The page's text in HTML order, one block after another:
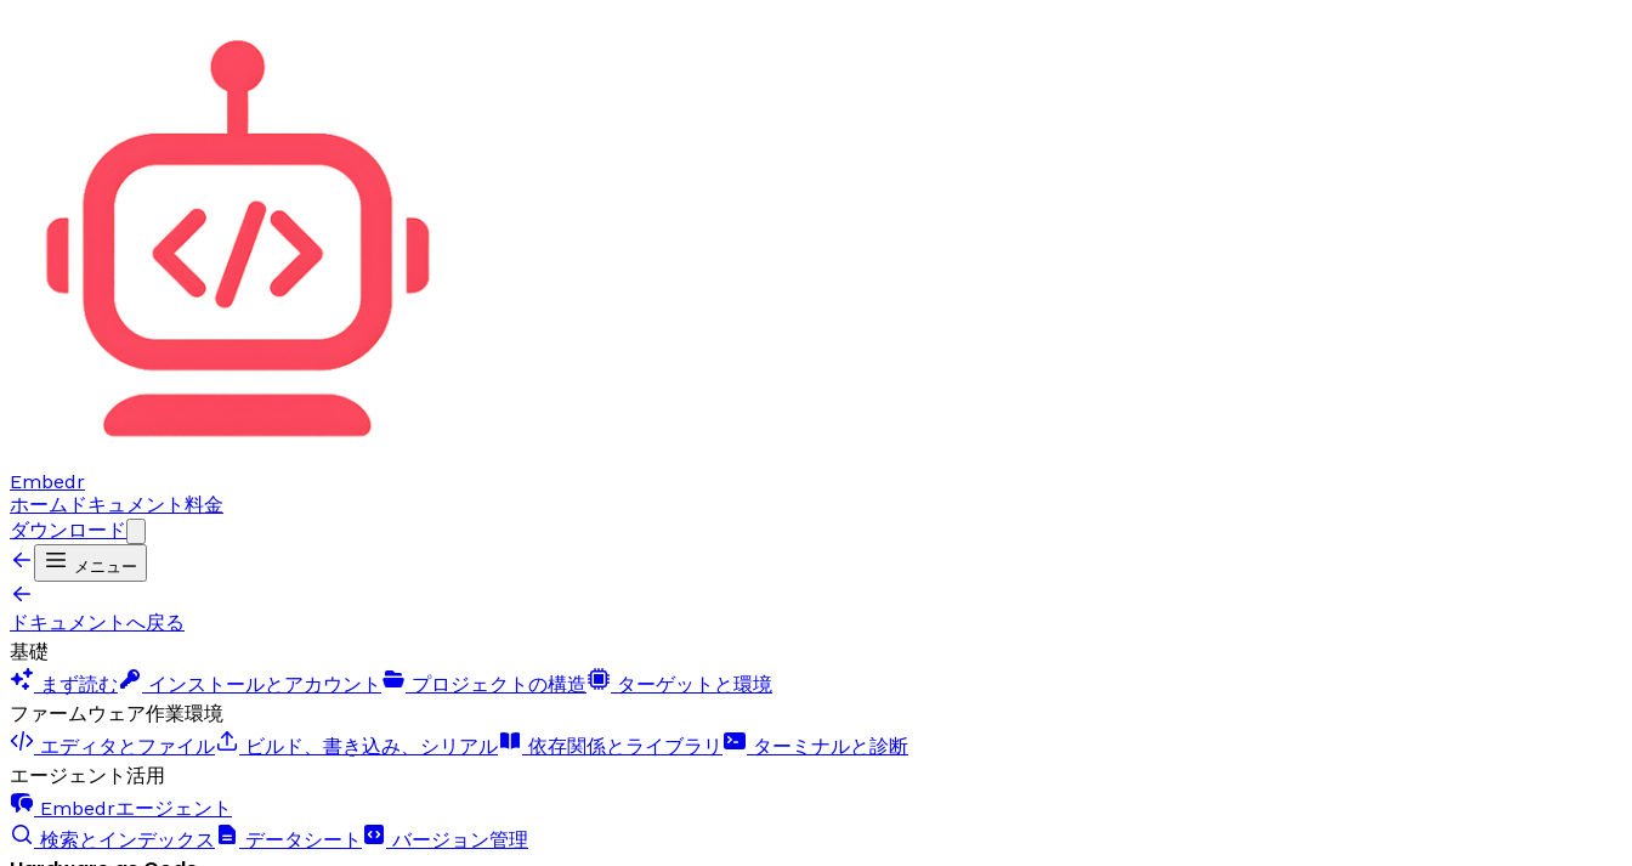
Embedr
ホーム ドキュメント 料金
ダウンロード
メニュー
ドキュメントへ戻る
基礎
まず読む インストールとアカウント プロジェクトの構造 ターゲットと環境
ファームウェア作業環境
エディタとファイル ビルド、書き込み、シリアル 依存関係とライブラリ ターミナルと診断
エージェント活用
Embedrエージェント
検索とインデックス
データシート バージョン管理